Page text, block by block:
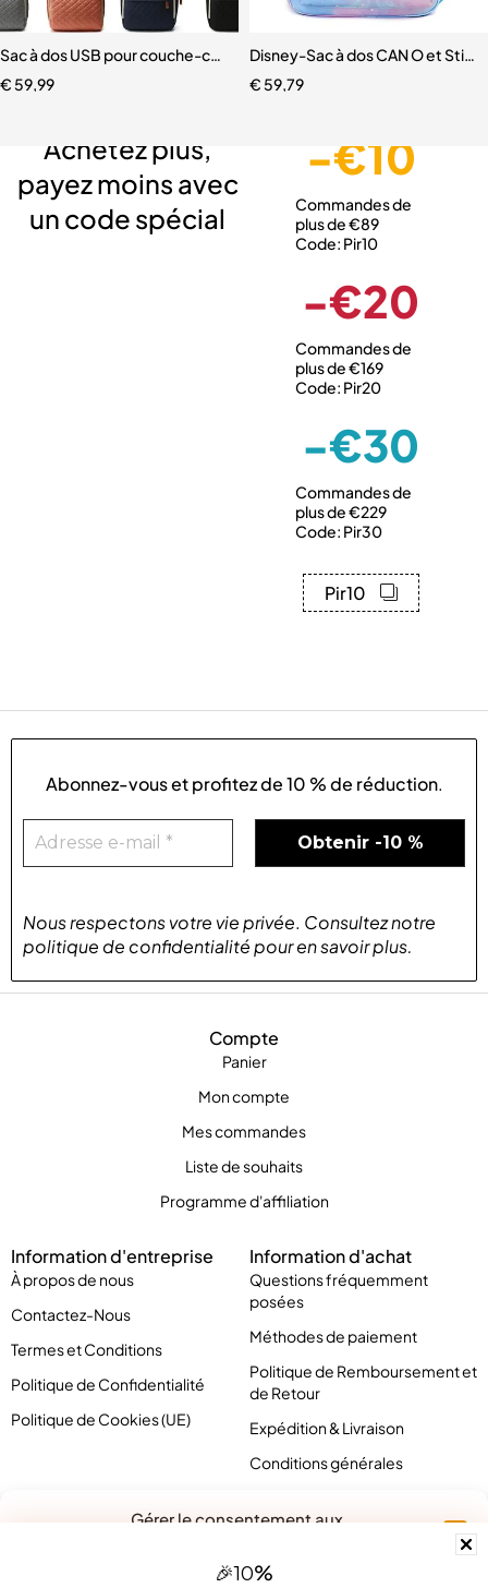
Gérer le consentement aux
Sac à dos USB pour couche-culotte
€ 59,99
Disney-Sac à dos CAN O et
€ 59,79
Achetez plus,
payez moins avec
un code spécial
-€10
Commandes de
plus de €89
Code: Pir10
-€20
Commandes de
plus de €169
Code: Pir20
-€30
Commandes de
plus de €229
Code: Pir30
Pir10
Compte
Panier
Mon compte
Mes commandes
Liste de souhaits
Programme d'affiliation
Information d'entreprise
À propos de nous
Contactez-Nous
Termes et Conditions
Politique de Confidentialité
Politique de Cookies (UE)
Information d'achat
Questions fréquemment
posées
Méthodes de paiement
Politique de Remboursement et
de Retour
Expédition & Livraison
Conditions générales
Abonnez-vous et profitez de10 % de réduction.
Nous respectons votre vie privée. Consultez notre
politique de confidentialitépouren savoir plus.
🎉10%